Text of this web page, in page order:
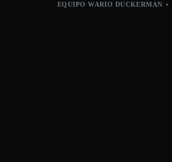
EQUIPO WARIO DUCKERMAN